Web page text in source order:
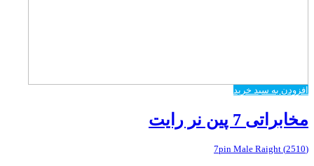
افزودن به سبد خرید
مخابراتی 7 پین نر رایت
(2510) 7pin Male Raight